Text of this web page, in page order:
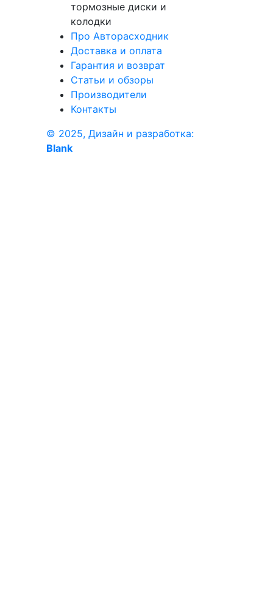
тормозные диски и
колодки
Про Авторасходник
Доставка и оплата
Гарантия и возврат
Статьи и обзоры
Производители
Контакты
© 2025, Дизайн и разработка:
Blank